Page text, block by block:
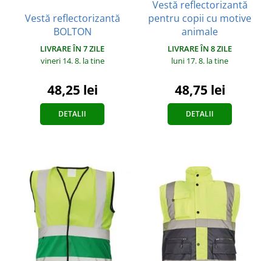
Vestă reflectorizantă
BOLTON
LIVRARE ÎN 7 ZILE
vineri 14. 8. la tine
48,25 lei
DETALII
Vestă reflectorizantă
pentru copii cu motive
animale
LIVRARE ÎN 8 ZILE
luni 17. 8. la tine
48,75 lei
DETALII